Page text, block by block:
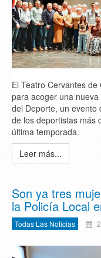
El Teatro Cervantes
para acoger una
del Deporte, un evento
de los deportistas más
última temporada.
Leer más...
Son ya tres
la Policía Local
Todas Las Noticias